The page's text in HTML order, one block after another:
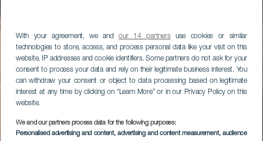
With your agreement, we andour 14 partnersuse cookies or similar
technologies to store, access, and process personal data like your visit on this
website, IP addresses and cookie identifiers. Some partners do not ask for your
consent to process your data and rely on their legitimate business interest. You
can withdraw your consent or object to data processing based on legitimate
interest at any time by clicking on “Learn More” or in our Privacy Policy on this
website.
We and our partners process data for the following purposes:
Personalised advertising and content, advertising and content measurement, audience